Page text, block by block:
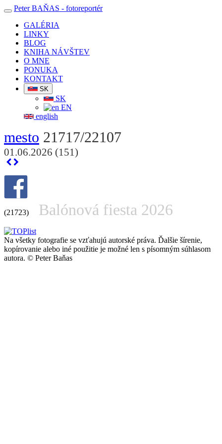
Peter BAŇAS - fotoreportér
GALÉRIA
LINKY
BLOG
KNIHA NÁVŠTEV
O MNE
PONUKA
KONTAKT
SK
SK
EN
english
mesto 21717/22107
01.06.2026 (151)
(21723) Balónová fiesta 2026
Na všetky fotografie se vzťahujú autorské práva. Ďalšie šírenie,
kopírovanie alebo iné použitie je možné len s písomným súhlasom
autora. © Peter Baňas